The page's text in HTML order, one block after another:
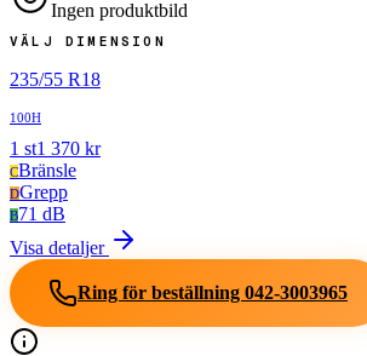
Ingen produktbild
VÄLJ DIMENSION
235/55 R18
100H
1 st1 370 kr
CBränsle
DGrepp
B71 dB
Visa detaljer
Ring för beställning 042-3003965